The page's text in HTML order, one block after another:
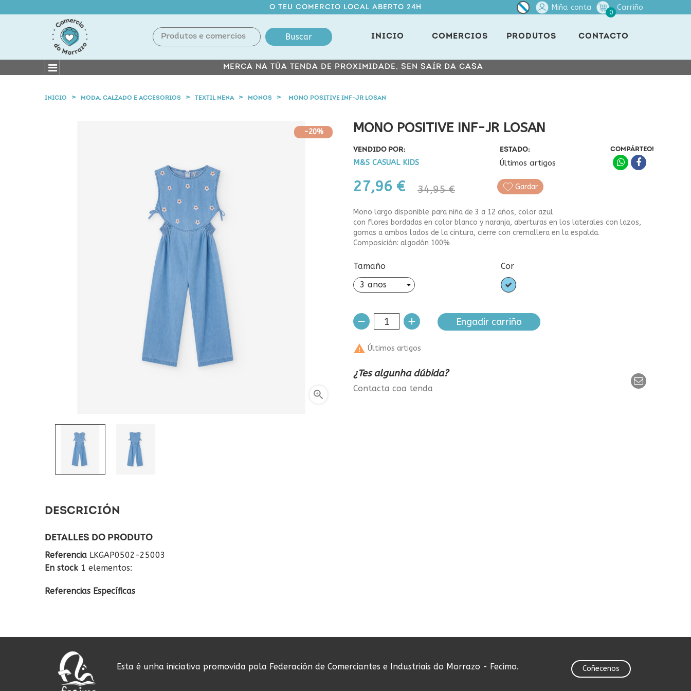
O TEU COMERCIO LOCAL ABERTO 24H Miña conta
0
Carriño
Buscar INICIO COMERCIOS PRODUTOS CONTACTO
MERCA NA TÚA TENDA DE PROXIMIDADE, SEN SAÍR DA CASA
INICIO MODA, CALZADO E ACCESORIOS TEXTIL NENA MONOS MONO POSITIVE INF-JR LOSAN
-20%

MONO POSITIVE INF-JR LOSAN
VENDIDO POR:
M&S CASUAL KIDS
ESTADO:
Últimos artigos
27,96 € 34,95 €
COMPÁRTEO!
Gardar
Mono largo disponible para niña de 3 a 12 años, color azul
con flores bordadas en color blanco y naranja, aberturas en los laterales con lazos,
gomas a ambos lados de la cintura, cierre con cremallera en la espalda.
Composición: algodón 100%
Tamaño Cor
Azul
claro
Engadir carriño
 Últimos artigos
¿Tes algunha dúbida?
Contacta coa tenda
DESCRICIÓN
DETALLES DO PRODUTO
Referencia LKGAP0502-25003
En stock 1 elementos:
Referencias Específicas
Esta é unha iniciativa promovida pola Federación de Comerciantes e Industriais do Morrazo - Fecimo. Coñecenos